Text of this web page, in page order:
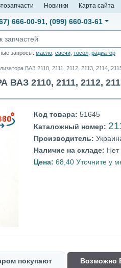
Новинки Карта сайта
666-00-91, (099) 660-03-61
запросы: масло свечи тосол радиатор
ВАЗ 2110, 2111, 2112, 2113, 2114,
2110, 2111, 2112,
Код товара: 51645
Каталожный номер:
Производитель:
Наличие на складе: Нет
Цена: 68,40 Уточните у
покупают Возможно